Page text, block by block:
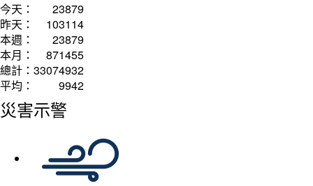
今天：
23879
昨天：
103114
本週：
23879
本月：
871455
總計： 33074932
平均：
9942
災害示警